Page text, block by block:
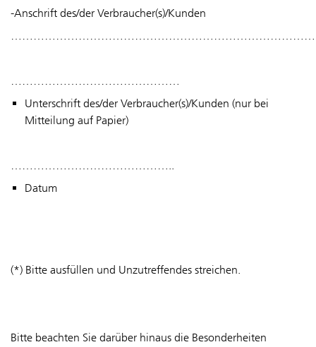
-Anschrift des/der Verbraucher(s)/Kunden
………………………………………
Unterschrift des/der Verbraucher(s)/Kunden (nur bei
Mitteilung auf Papier)
……………………………………..
Datum
(*) Bitte ausfüllen und Unzutreffendes streichen.
Bitte beachten Sie darüber hinaus die Besonderheiten